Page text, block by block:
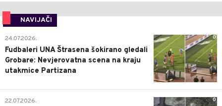
NAVIJAČI
0
24.07.2026.
Fudbaleri UNA Štrasena šokirano gledali
Grobare: Nevjerovatna scena na kraju
utakmice Partizana
0
22.07.2026.